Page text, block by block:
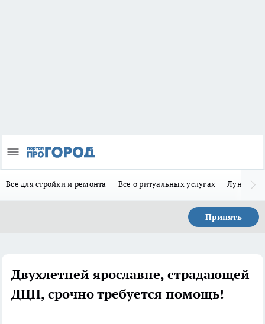
Все для стройки и ремонта Все о ритуальных услугах Лунно-
Принять
Двухлетней ярославне, страдающей
ДЦП, срочно требуется помощь!